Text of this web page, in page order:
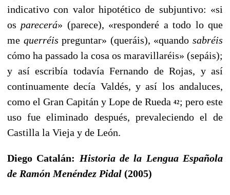
indicativo con valor hipotético de subjuntivo: «si
os parecerá» (parece), «responderé a todo lo que
me querréispreguntar» (queráis), «quandosabréis
cómo ha passado la cosa os maravillaréis» (sepáis);
y así escribía todavía Fernan­do de Rojas, y así
continuamente decía Valdés, y así los andaluces,
como el Gran Capitán y Lope de Rueda 42; pero este
uso fue eliminado después, prevaleciendo el de
Casti­lla la Vieja y de León.
Diego Catalán: Historia de la Lengua Española
de Ramón Menéndez Pidal (2005)